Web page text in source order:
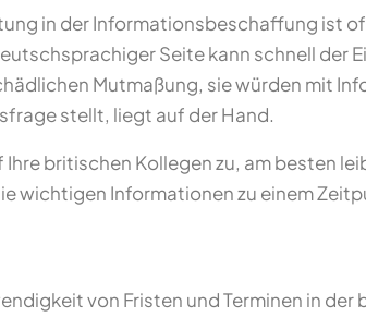
in der Informationsbeschaffung ist
Seite kann schnell der
Mutmaßung, sie würden mit
stellt, liegt auf der Hand.
britischen Kollegen zu, am besten
wichtigen Informationen zu einem
von Fristen und Terminen in